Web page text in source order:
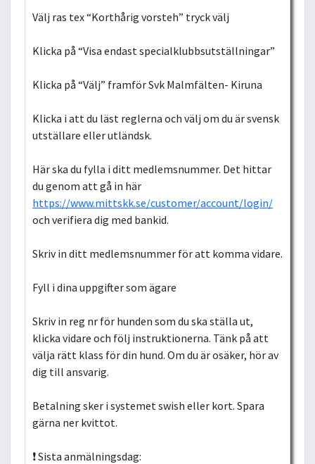
Välj ras tex “Korthårig vorsteh” tryck välj
Klicka på “Visa endast specialklubbsutställningar”
Klicka på “Välj” framför Svk Malmfälten- Kiruna
Klicka i att du läst reglerna och välj om du är svensk
utställare eller utländsk.
Här ska du fylla i ditt medlemsnummer. Det hittar
du genom att gå in här
https://www.mittskk.se/customer/account/login/
och verifiera dig med bankid.
Skriv in ditt medlemsnummer för att komma vidare.
Fyll i dina uppgifter som ägare
Skriv in reg nr för hunden som du ska ställa ut,
klicka vidare och följ instruktionerna. Tänk på att
välja rätt klass för din hund. Om du är osäker, hör av
dig till ansvarig.
Betalning sker i systemet swish eller kort. Spara
gärna ner kvittot.
❗ Sista anmälningsdag: